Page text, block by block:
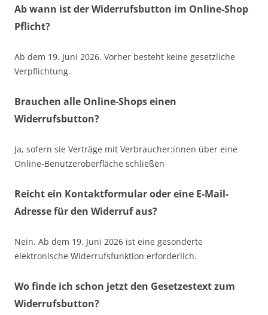
Ab wann ist der Widerrufsbutton im Online-Shop
Pflicht?
Ab dem 19. Juni 2026. Vorher besteht keine gesetzliche
Verpflichtung.
Brauchen alle Online-Shops einen
Widerrufsbutton?
Ja, sofern sie Verträge mit Verbraucher:innen über eine
Online-Benutzeroberfläche schließen
Reicht ein Kontaktformular oder eine E-Mail-
Adresse für den Widerruf aus?
Nein. Ab dem 19. Juni 2026 ist eine gesonderte
elektronische Widerrufsfunktion erforderlich.
Wo finde ich schon jetzt den Gesetzestext zum
Widerrufsbutton?